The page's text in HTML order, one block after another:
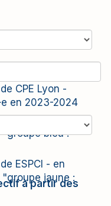
CPE Lyon -
en 2023-2024
ESPCI - en
bleu :
ESPCI - en
jaune :
à partir des